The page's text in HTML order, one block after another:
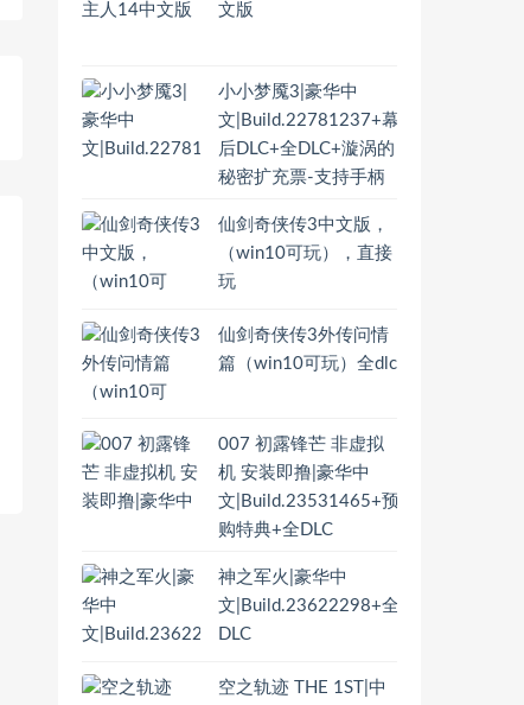
文版
小小梦魇3|豪华中
文|Build.22781237+幕
后DLC+全DLC+漩涡的
秘密扩充票-支持手柄
仙剑奇侠传3中文版，
（win10可玩），直接
玩
仙剑奇侠传3外传问情
篇（win10可玩）全dlc
007 初露锋芒 非虚拟
机 安装即撸|豪华中
文|Build.23531465+预
购特典+全DLC
神之军火|豪华中
文|Build.23622298+全
DLC
空之轨迹 THE 1ST|中